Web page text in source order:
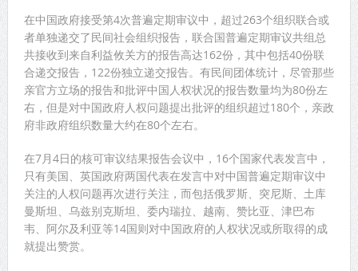
在中国政府接受第4次普遍定期审议中，超过263个组织联合或
者单独递交了民间社会组织报告，联合国普遍定期审议共组总
共接收到来自利益攸关方的报告高达162份，其中包括40份联
合递交报告，122份独立递交报告。有民间团体统计，尽管那些
亲官方立场的报告和批评中国人权状况的报告数量均为80份左
右，但是对中国政府人权问题提出批评的组织超过180个，亲政
府非政府组织数量大约在80个左右。
在7月4日的核可审议结果报告会议中，16个国家代表发言中，
只有美国、英国政府两国代表在发言中对中国普遍定期审议中
关注的人权问题再次进行关注，而包括俄罗斯、突尼斯、土库
曼斯坦、乌兹别克斯坦、委内瑞拉、越南、赞比亚、津巴布
韦、阿尔及利亚等14国则对中国政府的人权状况或所取得的成
就提出赞赏。